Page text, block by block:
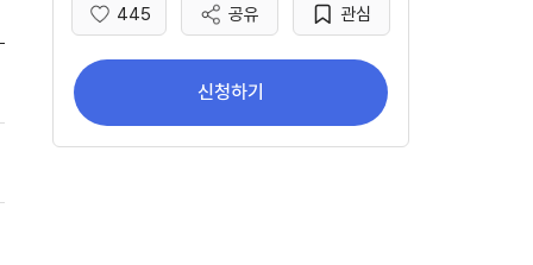
러닝은 지겨워. 트레일러닝이 뭐지?(새 창 열림) 학습
좋아요
445 공유 관심
신청하기